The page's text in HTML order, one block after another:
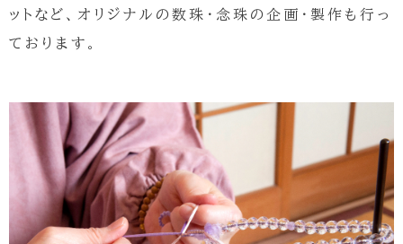
ットなど、オリジナルの数珠・念珠の企画・製作も行っ
ております。